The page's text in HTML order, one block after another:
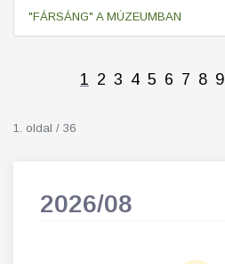
"FÁRSÁNG" A MÚZEUMBAN
1 2 3 4 5 6 7 8 9
1. oldal / 36
2026/08